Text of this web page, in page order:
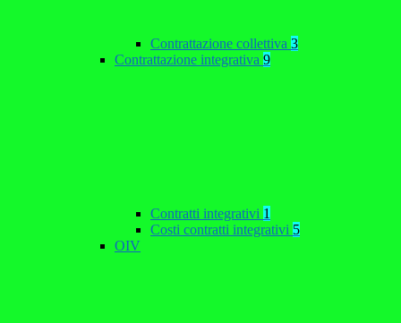
Contrattazione collettiva 3
Contrattazione integrativa 9
Contratti integrativi 1
Costi contratti integrativi 5
OIV